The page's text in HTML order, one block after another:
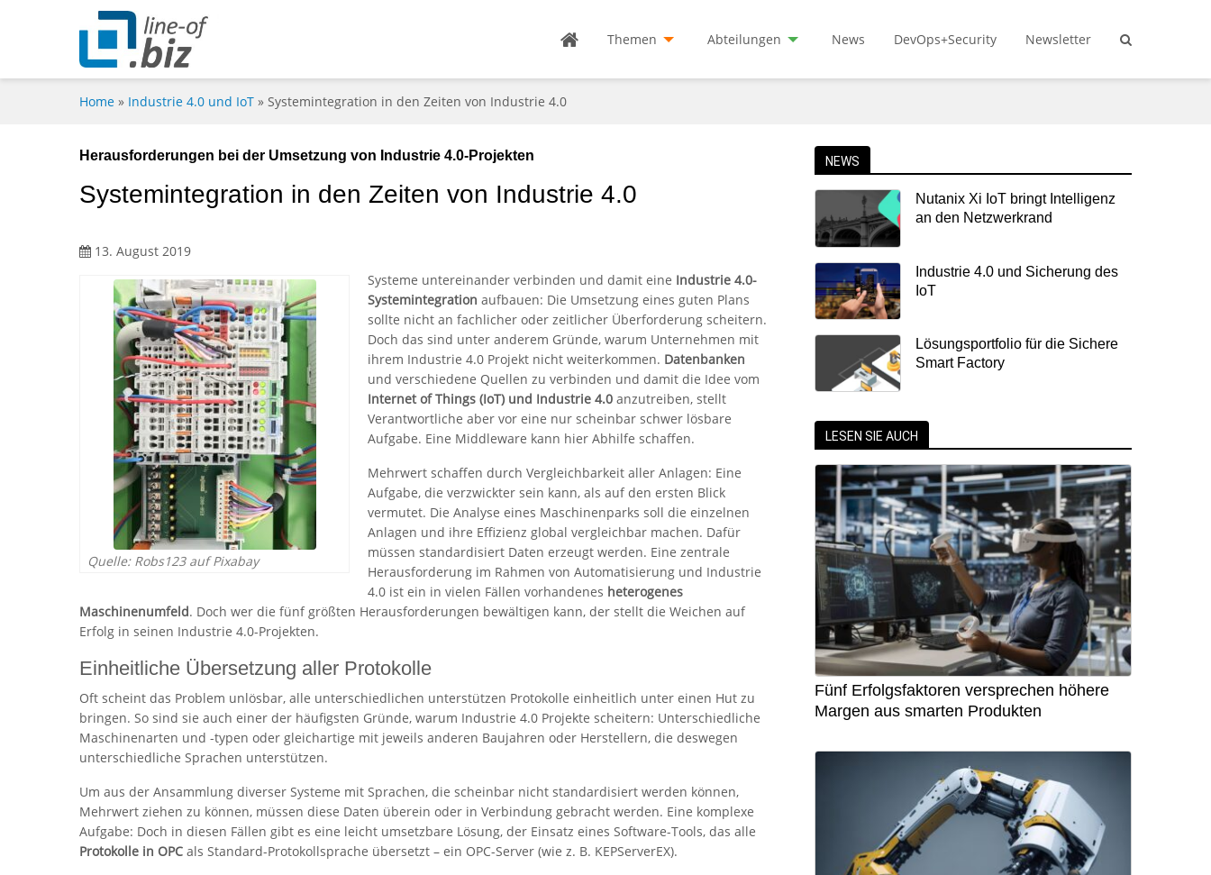
Themen Abteilungen News DevOps+Security Newsletter
Home » Industrie 4.0 und IoT » Systemintegration in den Zeiten von Industrie 4.0
Herausforderungen bei der Umsetzung von Industrie 4.0-Projekten
Systemintegration in den Zeiten von Industrie 4.0
13. August 2019
Quelle: Robs123 auf Pixabay
Systeme untereinander verbinden und damit eine Industrie 4.0-
Systemintegration aufbauen: Die Umsetzung eines guten Plans
sollte nicht an fachlicher oder zeitlicher Überforderung scheitern.
Doch das sind unter anderem Gründe, warum Unternehmen mit
ihrem Industrie 4.0 Projekt nicht weiterkommen. Datenbanken
und verschiedene Quellen zu verbinden und damit die Idee vom
Internet of Things (IoT) und Industrie 4.0 anzutreiben, stellt
Verantwortliche aber vor eine nur scheinbar schwer lösbare
Aufgabe. Eine Middleware kann hier Abhilfe schaffen.
Mehrwert schaffen durch Vergleichbarkeit aller Anlagen: Eine
Aufgabe, die verzwickter sein kann, als auf den ersten Blick
vermutet. Die Analyse eines Maschinenparks soll die einzelnen
Anlagen und ihre Effizienz global vergleichbar machen. Dafür
müssen standardisiert Daten erzeugt werden. Eine zentrale
Herausforderung im Rahmen von Automatisierung und Industrie
4.0 ist ein in vielen Fällen vorhandenes heterogenes
Maschinenumfeld. Doch wer die fünf größten Herausforderungen bewältigen kann, der stellt die Weichen auf
Erfolg in seinen Industrie 4.0-Projekten.
Einheitliche Übersetzung aller Protokolle
Oft scheint das Problem unlösbar, alle unterschiedlichen unterstützen Protokolle einheitlich unter einen Hut zu
bringen. So sind sie auch einer der häufigsten Gründe, warum Industrie 4.0 Projekte scheitern: Unterschiedliche
Maschinenarten und -typen oder gleichartige mit jeweils anderen Baujahren oder Herstellern, die deswegen
unterschiedliche Sprachen unterstützen.
Um aus der Ansammlung diverser Systeme mit Sprachen, die scheinbar nicht standardisiert werden können,
Mehrwert ziehen zu können, müssen diese Daten überein oder in Verbindung gebracht werden. Eine komplexe
Aufgabe: Doch in diesen Fällen gibt es eine leicht umsetzbare Lösung, der Einsatz eines Software-Tools, das alle
Protokolle in OPC als Standard-Protokollsprache übersetzt – ein OPC-Server (wie z. B. KEPServerEX).
NEWS
Nutanix Xi IoT bringt Intelligenz
an den Netzwerkrand
Industrie 4.0 und Sicherung des
IoT
Lösungsportfolio für die Sichere
Smart Factory
LESEN SIE AUCH
Fünf Erfolgsfaktoren versprechen höhere
Margen aus smarten Produkten